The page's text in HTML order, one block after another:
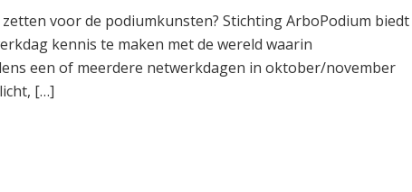
voor de podiumkunsten? Stichting ArboPodium biedt
kennis te maken met de wereld waarin
een of meerdere netwerkdagen in oktober/november
[…]